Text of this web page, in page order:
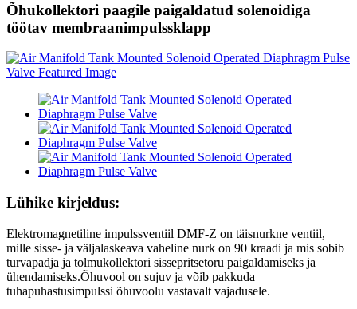
Õhukollektori paagile paigaldatud solenoidiga
töötav membraanimpulssklapp
Lühike kirjeldus:
Elektromagnetiline impulssventiil DMF-Z on täisnurkne ventiil,
mille sisse- ja väljalaskeava vaheline nurk on 90 kraadi ja mis sobib
turvapadja ja tolmukollektori sissepritsetoru paigaldamiseks ja
ühendamiseks.Õhuvool on sujuv ja võib pakkuda
tuhapuhastusimpulssi õhuvoolu vastavalt vajadusele.